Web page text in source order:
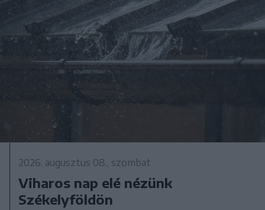
2026. augusztus 08., szombat
Viharos nap elé nézünk
Székelyföldön